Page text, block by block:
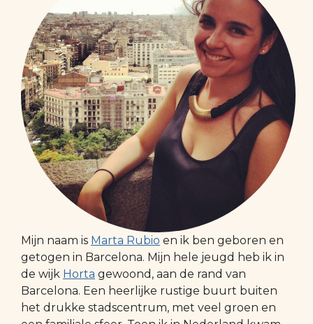
Mijn naam is Marta Rubio en ik ben geboren en
getogen in Barcelona. Mijn hele jeugd heb ik in
de wijk Horta gewoond, aan de rand van
Barcelona. Een heerlijke rustige buurt buiten
het drukke stadscentrum, met veel groen en